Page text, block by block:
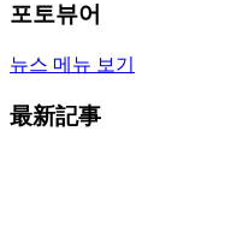
포토뷰어
뉴스 메뉴 보기
最新記事